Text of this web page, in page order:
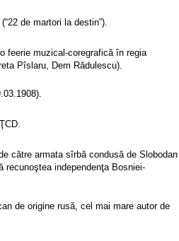
de martori la destin”).
feerie muzical-coregrafică în regia
Pîslaru, Dem Rădulescu).
către armata sîrbă condusă de Slobodan
recunoştea independenţa Bosniei-
de origine rusă, cel mai mare autor de